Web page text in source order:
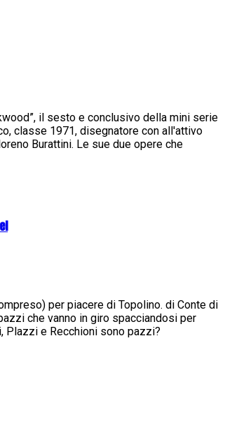
il sesto e conclusivo della mini serie
classe 1971, disegnatore con all'attivo
Burattini. Le sue due opere che
per piacere di Topolino. di Conte di
che vanno in giro spacciandosi per
Plazzi e Recchioni sono pazzi?